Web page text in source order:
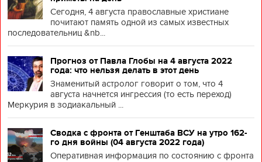
Сегодня, 4 августа православные христиане
почитают память одной из самых известных
последовательниц &nb...
Прогноз от Павла Глобы на 4 августа 2022
года: что нельзя делать в этот день
Знаменитый астролог говорит о том, что 4
августа начнется ингрессия (то есть переход)
Меркурия в зодиакальный ...
Сводка с фронта от Генштаба ВСУ на утро 162-
го дня войны (04 августа 2022 года)
Оперативная информация по состоянию с фронта